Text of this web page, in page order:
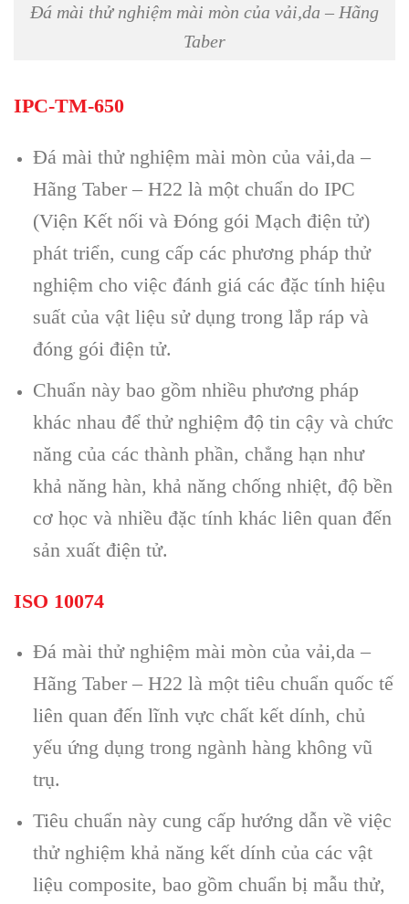
Đá mài thử nghiệm mài mòn của vải,da – Hãng
Taber
IPC-TM-650
Đá mài thử nghiệm mài mòn của vải,da –
Hãng Taber – H22 là một chuẩn do IPC
(Viện Kết nối và Đóng gói Mạch điện tử)
phát triển, cung cấp các phương pháp thử
nghiệm cho việc đánh giá các đặc tính hiệu
suất của vật liệu sử dụng trong lắp ráp và
đóng gói điện tử.
Chuẩn này bao gồm nhiều phương pháp
khác nhau để thử nghiệm độ tin cậy và chức
năng của các thành phần, chẳng hạn như
khả năng hàn, khả năng chống nhiệt, độ bền
cơ học và nhiều đặc tính khác liên quan đến
sản xuất điện tử.
ISO 10074
Đá mài thử nghiệm mài mòn của vải,da –
Hãng Taber – H22 là một tiêu chuẩn quốc tế
liên quan đến lĩnh vực chất kết dính, chủ
yếu ứng dụng trong ngành hàng không vũ
trụ.
Tiêu chuẩn này cung cấp hướng dẫn về việc
thử nghiệm khả năng kết dính của các vật
liệu composite, bao gồm chuẩn bị mẫu thử,